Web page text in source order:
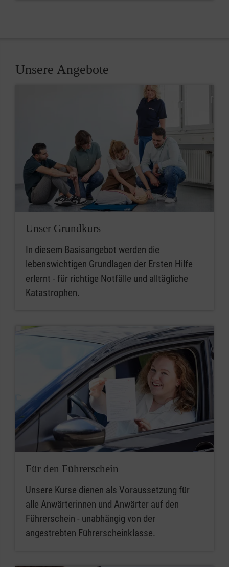
Unsere Angebote
Unser Grundkurs
In diesem Basisangebot werden die
lebenswichtigen Grundlagen der Ersten Hilfe
erlernt - für richtige Notfälle und alltägliche
Katastrophen.
Für den Führerschein
Unsere Kurse dienen als Voraussetzung für
alle Anwärterinnen und Anwärter auf den
Führerschein - unabhängig von der
angestrebten Führerscheinklasse.